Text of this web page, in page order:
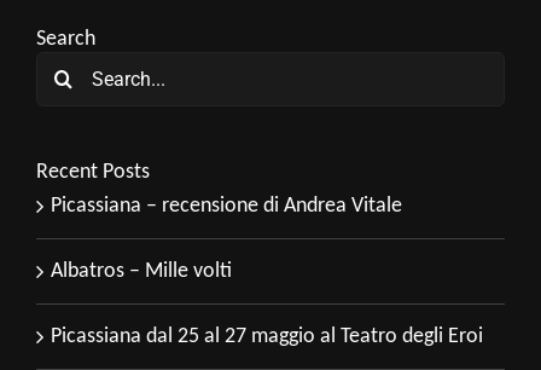
Search
Search
Recent Posts
Picassiana – recensione di Andrea Vitale
Albatros – Mille volti
Picassiana dal 25 al 27 maggio al Teatro degli Eroi